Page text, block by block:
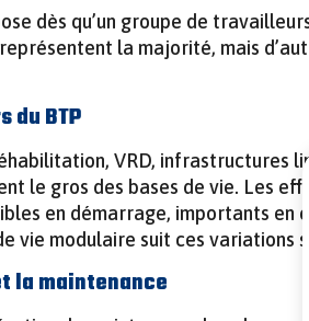
dès qu’un groupe de
la majorité, mais
du BTP
VRD, infrastructures
le gros des bases de vie. Les
en démarrage, importants en
vie modulaire suit ces variations
la maintenance